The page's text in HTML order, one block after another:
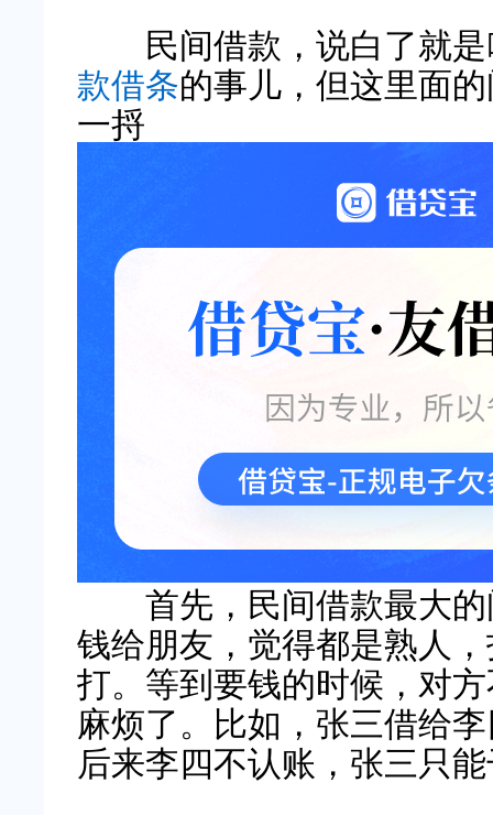
民间借款，说白了就是
款借条的事儿，但这里面
一捋
首先，民间借款最大的
钱给朋友，觉得都是熟人
打。等到要钱的时候，对
麻烦了。比如，张三借给
后来李四不认账，张三只